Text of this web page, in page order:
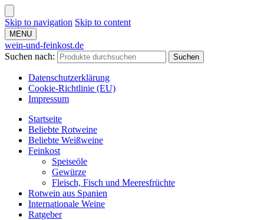
Skip to navigation Skip to content
MENU
wein-und-feinkost.de
Suchen nach:
Suchen
Datenschutzerklärung
Cookie-Richtlinie (EU)
Impressum
Startseite
Beliebte Rotweine
Beliebte Weißweine
Feinkost
Speiseöle
Gewürze
Fleisch, Fisch und Meeresfrüchte
Rotwein aus Spanien
Internationale Weine
Ratgeber